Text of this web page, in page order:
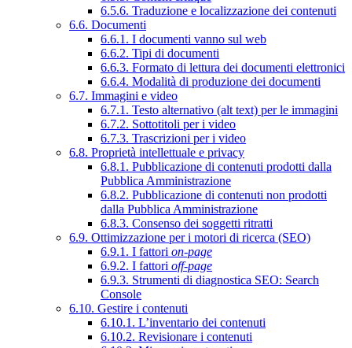
6.5.6. Traduzione e localizzazione dei contenuti
6.6. Documenti
6.6.1. I documenti vanno sul web
6.6.2. Tipi di documenti
6.6.3. Formato di lettura dei documenti elettronici
6.6.4. Modalità di produzione dei documenti
6.7. Immagini e video
6.7.1. Testo alternativo (alt text) per le immagini
6.7.2. Sottotitoli per i video
6.7.3. Trascrizioni per i video
6.8. Proprietà intellettuale e privacy
6.8.1. Pubblicazione di contenuti prodotti dalla
Pubblica Amministrazione
6.8.2. Pubblicazione di contenuti non prodotti
dalla Pubblica Amministrazione
6.8.3. Consenso dei soggetti ritratti
6.9. Ottimizzazione per i motori di ricerca (SEO)
6.9.1. I fattori on-page
6.9.2. I fattori off-page
6.9.3. Strumenti di diagnostica SEO: Search
Console
6.10. Gestire i contenuti
6.10.1. L’inventario dei contenuti
6.10.2. Revisionare i contenuti